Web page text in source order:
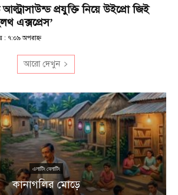
আল্ট্রাসাউন্ড প্রযুক্তি নিয়ে উইপ্রো জিই
এক্সপ্রেস’
: ৭:০৯ অপরাহ্ণ
আরো দেখুন
এলাটিং বেলাটিং
কানাগলির মোড়ে